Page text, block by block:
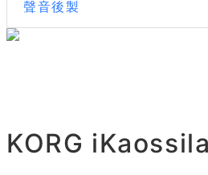
聲音後製
KORG